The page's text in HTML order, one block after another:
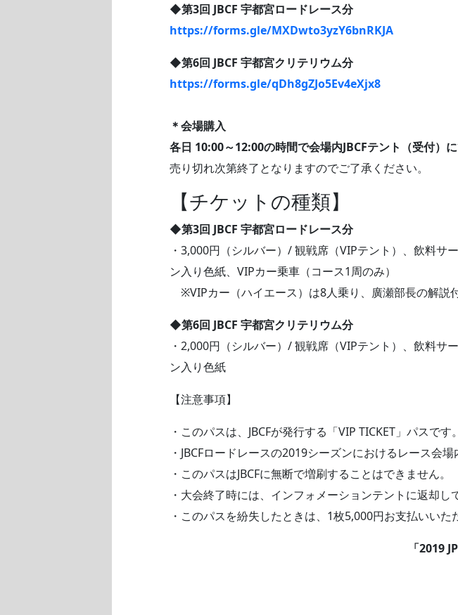
◆第3回 JBCF 宇都宮ロードレース分
https://forms.gle/MXDwto3yzY6bnRKJA
◆第6回 JBCF 宇都宮クリテリウム分
https://forms.gle/qDh8gZJo5Ev4eXjx8
＊会場購入
各日 10:00～12:00の時間で会場内JBCFテント（受付）
売り切れ次第終了となりますのでご了承ください。
【チケットの種類】
◆第3回 JBCF 宇都宮ロードレース分
・3,000円（シルバー）/ 観戦席（VIPテント）、飲料
ン入り色紙、VIPカー乗車（コース1周のみ）
※VIPカー（ハイエース）は8人乗り、廣瀬部長の解説付
◆第6回 JBCF 宇都宮クリテリウム分
・2,000円（シルバー）/ 観戦席（VIPテント）、飲料
ン入り色紙
【注意事項】
・このパスは、JBCFが発行する「VIP TICKET」パスです。
・JBCFロードレースの2019シーズンにおけるレース会
・このパスはJBCFに無断で増刷することはできません。
・大会終了時には、インフォメーションテントに返却し
・このパスを紛失したときは、1枚5,000円お支払いいた
「2019